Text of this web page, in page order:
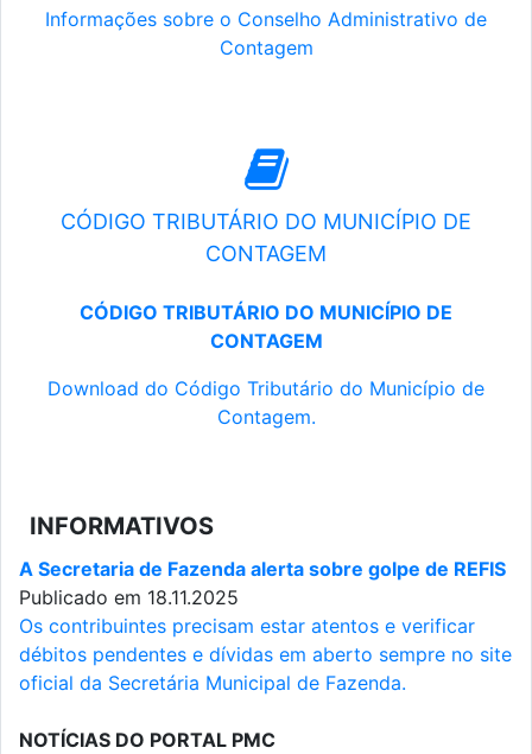
Informações sobre o Conselho Administrativo de
Contagem
CÓDIGO TRIBUTÁRIO DO MUNICÍPIO DE
CONTAGEM
CÓDIGO TRIBUTÁRIO DO MUNICÍPIO DE
CONTAGEM
Download do Código Tributário do Município de
Contagem.
INFORMATIVOS
A Secretaria de Fazenda alerta sobre golpe de REFIS
Publicado em 18.11.2025
Os contribuintes precisam estar atentos e verificar
débitos pendentes e dívidas em aberto sempre no site
oficial da Secretária Municipal de Fazenda.
NOTÍCIAS DO PORTAL PMC